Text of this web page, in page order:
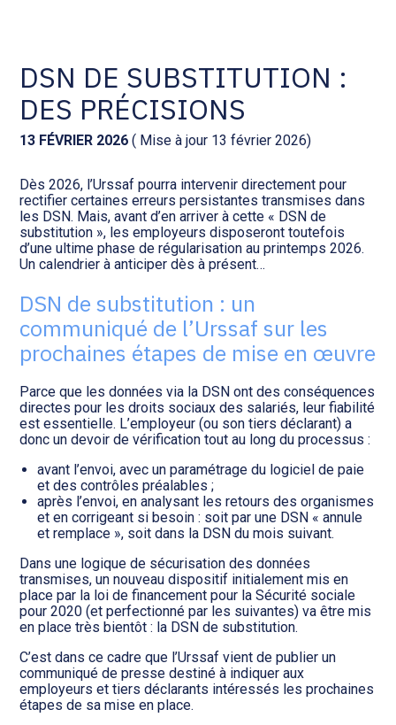
Social et ressources humaines
Assistance juridique
Pilotage d’entreprise
Audit légal
Gestion de patrimoine
Procédures collectives
Transition numérique
Tenue de votre comptabilité :
ACD
EVOLIZ
Facturation et pilotage : MEG
WAIBI
Gérer vos ressources
humaines : SILAE
DSN DE SUBSTITUTION :
DES PRÉCISIONS
13 FÉVRIER 2026 ( Mise à jour 13 février 2026)
Dès 2026, l’Urssaf pourra intervenir directement pour
rectifier certaines erreurs persistantes transmises dans
les DSN. Mais, avant d’en arriver à cette « DSN de
substitution », les employeurs disposeront toutefois
d’une ultime phase de régularisation au printemps 2026.
Un calendrier à anticiper dès à présent…
DSN de substitution : un
communiqué de l’Urssaf sur les
prochaines étapes de mise en œuvre
Parce que les données via la DSN ont des conséquences
directes pour les droits sociaux des salariés, leur fiabilité
est essentielle. L’employeur (ou son tiers déclarant) a
donc un devoir de vérification tout au long du processus :
avant l’envoi, avec un paramétrage du logiciel de paie
et des contrôles préalables ;
après l’envoi, en analysant les retours des organismes
et en corrigeant si besoin : soit par une DSN « annule
et remplace », soit dans la DSN du mois suivant.
Dans une logique de sécurisation des données
transmises, un nouveau dispositif initialement mis en
place par la loi de financement pour la Sécurité sociale
pour 2020 (et perfectionné par les suivantes) va être mis
en place très bientôt : la DSN de substitution.
C’est dans ce cadre que l’Urssaf vient de publier un
communiqué de presse destiné à indiquer aux
employeurs et tiers déclarants intéressés les prochaines
étapes de sa mise en place.